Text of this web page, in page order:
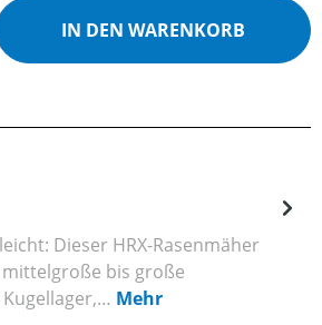
Gib den gewünschten
IN DEN WARENKORB
Dieser HRX-Rasenmäher
bis große
Kugellager,… Mehr